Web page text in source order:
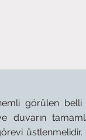
görülen belli